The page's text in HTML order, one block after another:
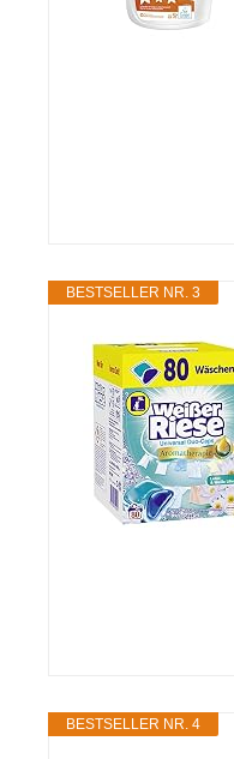
BESTSELLER NR. 3
BESTSELLER NR. 4